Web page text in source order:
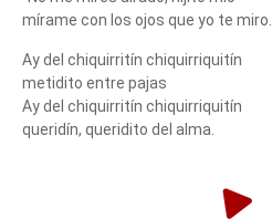
mírame con los ojos que yo te miro.
Ay del chiquirritín chiquirriquitín
metidito entre pajas
Ay del chiquirritín chiquirriquitín
queridín, queridito del alma.